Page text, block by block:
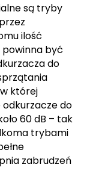
są tryby
ilość
być
do
której
do
60 dB – tak
trybami
zabrudzeń